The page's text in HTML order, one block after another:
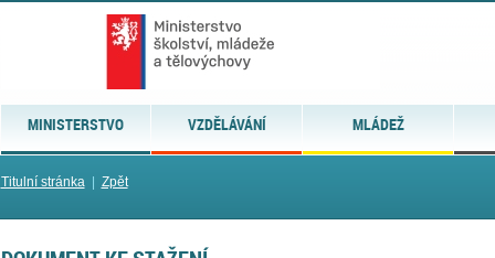
MINISTERSTVO VZDĚLÁVÁNÍ MLÁDEŽ
Titulní stránka| Zpět